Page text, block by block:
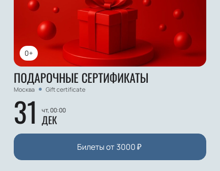
0+
ПОДАРОЧНЫЕ СЕРТИФИКАТЫ
Москва Gift certificate
31 чт, 00:00
ДЕК
Билеты от 3000₽